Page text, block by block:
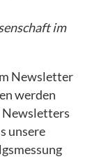
im
Newsletter
werden
Newsletters
unsere